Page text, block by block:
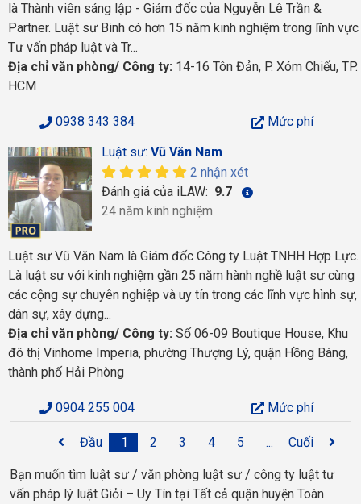
là Thành viên sáng lập - Giám đốc của Nguyễn Lê Trần &
Partner. Luật sư Binh có hơn 15 năm kinh nghiệm trong lĩnh vực
Tư vấn pháp luật và Tr...
Địa chỉ văn phòng/ Công ty: 14-16 Tôn Đản, P. Xóm Chiếu, TP.
HCM
0938 343 384
Mức phí
Luật sư: Vũ Văn Nam
2 nhận xét
Đánh giá của iLAW: 9.7
24 năm kinh nghiệm
Luật sư Vũ Văn Nam là Giám đốc Công ty Luật TNHH Hợp Lực.
Là luật sư với kinh nghiệm gần 25 năm hành nghề luật sư cùng
các cộng sự chuyên nghiệp và uy tín trong các lĩnh vực hình sự,
dân sự, xây dựng...
Địa chỉ văn phòng/ Công ty: Số 06-09 Boutique House, Khu
đô thị Vinhome Imperia, phường Thượng Lý, quận Hồng Bàng,
thành phố Hải Phòng
0904 255 004 Mức phí
Đầu 1 2 3 4 5 ... Cuối
Bạn muốn tìm luật sư / văn phòng luật sư / công ty luật tư
vấn pháp lý luật Giỏi – Uy Tín tại Tất cả quận huyện Toàn